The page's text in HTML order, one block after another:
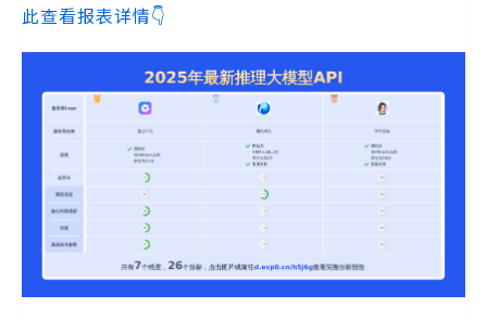
此查看报表详情👇